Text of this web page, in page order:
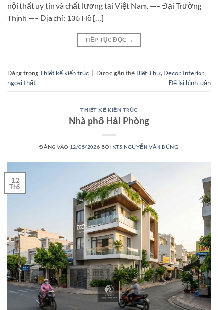
nội thất uy tín và chất lượng tại Việt Nam. —– Đại Trường
Thịnh —– Địa chỉ: 136 Hồ […]
TIẾP TỤC ĐỌC →
Đăng trongThiết kế kiến trúc Được gắn thẻ Biệt Thự, Decor, Interior,
ngoại thất
Để lại bình luận
THIẾT KẾ KIẾN TRÚC
Nhà phố Hải Phòng
ĐĂNG VÀO 12/05/2026 BỞI KTS NGUYỄN VĂN DŨNG
12
Th5